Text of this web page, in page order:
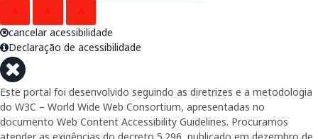
cancelar acessibilidade
Declaração de acessibilidade
Este portal foi desenvolvido seguindo as diretrizes e a metodologia
do W3C – World Wide Web Consortium, apresentadas no
documento Web Content Accessibility Guidelines. Procuramos